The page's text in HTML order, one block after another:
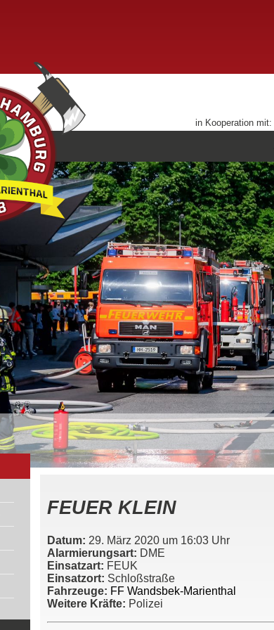
in Kooperation mit:
FEUER KLEIN
Datum: 29. März 2020 um 16:03 Uhr
Alarmierungsart: DME
Einsatzart: FEUK
Einsatzort: Schloßstraße
Fahrzeuge: FF Wandsbek-Marienthal
Weitere Kräfte: Polizei